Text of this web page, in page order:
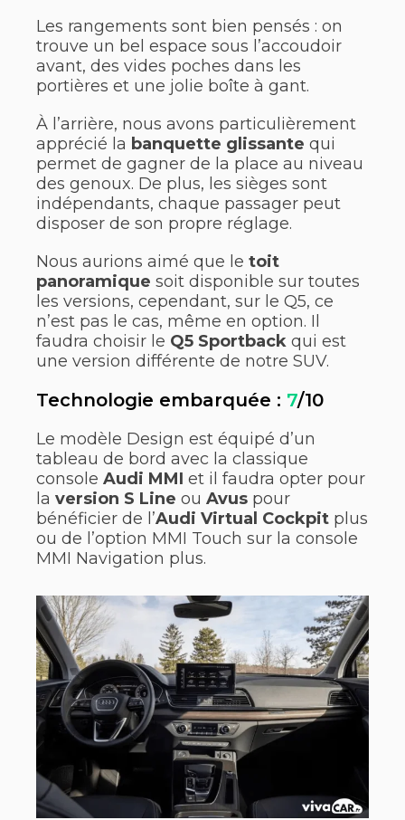
Les rangements sont bien pensés : on
trouve un bel espace sous l’accoudoir
avant, des vides poches dans les
portières et une jolie boîte à gant.
À l’arrière, nous avons particulièrement
apprécié la banquette glissante qui
permet de gagner de la place au niveau
des genoux. De plus, les sièges sont
indépendants, chaque passager peut
disposer de son propre réglage.
Nous aurions aimé que le toit
panoramique soit disponible sur toutes
les versions, cependant, sur le Q5, ce
n’est pas le cas, même en option. Il
faudra choisir le Q5 Sportback qui est
une version différente de notre SUV.
Technologie embarquée : 7/10
Le modèle Design est équipé d’un
tableau de bord avec la classique
console Audi MMI et il faudra opter pour
la version S Line ou Avus pour
bénéficier de l’Audi Virtual Cockpit plus
ou de l’option MMI Touch sur la console
MMI Navigation plus.